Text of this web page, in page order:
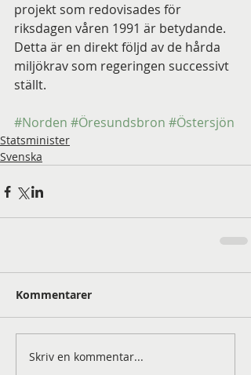
projekt som redovisades för
riksdagen våren 1991 är betydande.
Detta är en direkt följd av de hårda
miljökrav som regeringen successivt
ställt.
#Norden #Öresundsbron #Östersjön
Statsminister
Svenska
Kommentarer
Skriv en kommentar...